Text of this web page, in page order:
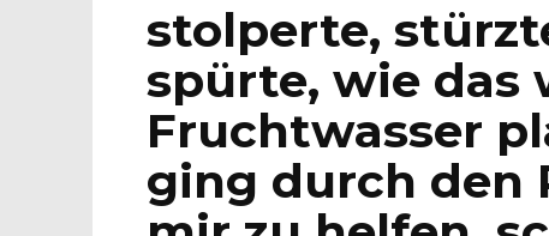
stolperte,
spürte, wie das
Fruchtwasser
ging durch den